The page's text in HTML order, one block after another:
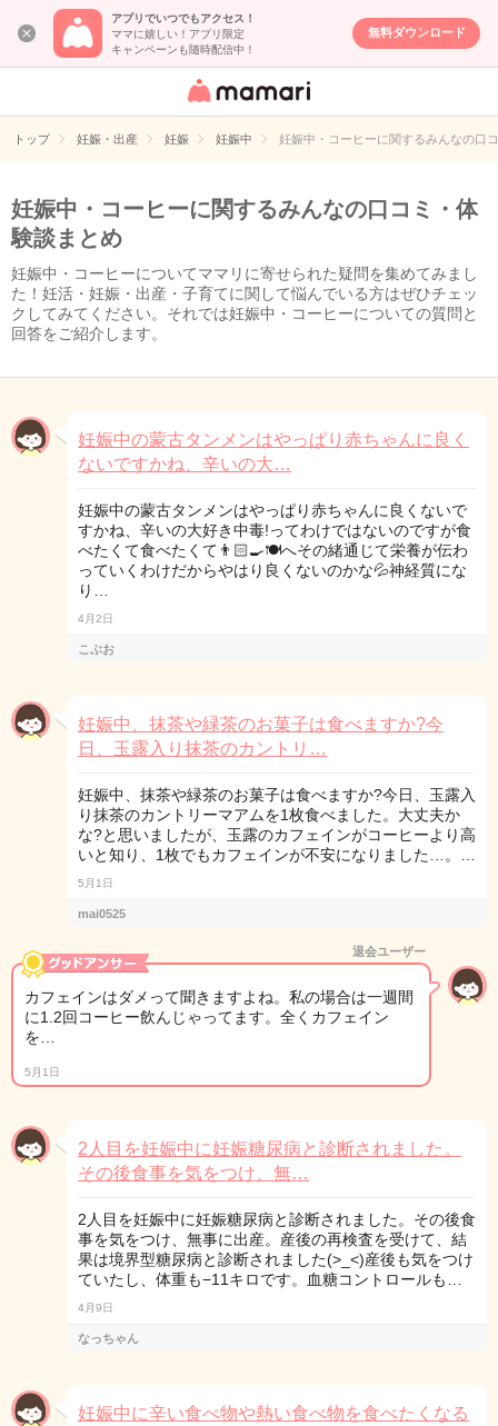
アプリでいつでもアクセス！
ママに嬉しい！アプリ限定
キャンペーンも随時配信中！
無料ダウンロード
女性専用匿名QA
イト
トップ 妊娠・出産 妊娠 妊娠中 妊娠中・コーヒーに関するみんなの口
妊娠中・コーヒーに関するみんなの口コミ・体
験談まとめ
妊娠中・コーヒーについてママリに寄せられた疑問を集めてみまし
た！妊活・妊娠・出産・子育てに関して悩んでいる方はぜひチェッ
クしてみてください。それでは妊娠中・コーヒーについての質問と
回答をご紹介します。
妊娠中の蒙古タンメンはやっぱり赤ちゃんに良く
ないですかね、辛いの大…
妊娠中の蒙古タンメンはやっぱり赤ちゃんに良くないで
すかね、辛いの大好き中毒!ってわけではないのですが食
べたくて食べたくて👨🏻‍🍳🍽へその緒通じて栄養が伝わ
っていくわけだからやはり良くないのかな💦神経質にな
り…
4月2日
こぶお
妊娠中、抹茶や緑茶のお菓子は食べますか?今
日、玉露入り抹茶のカントリ…
妊娠中、抹茶や緑茶のお菓子は食べますか?今日、玉露入
り抹茶のカントリーマアムを1枚食べました。大丈夫か
な?と思いましたが、玉露のカフェインがコーヒーより高
いと知り、1枚でもカフェインが不安になりました…。…
5月1日
mai0525
退会ユーザー
カフェインはダメって聞きますよね。私の場合は一週間
に1.2回コーヒー飲んじゃってます。全くカフェイン
を…
5月1日
2人目を妊娠中に妊娠糖尿病と診断されました。
その後食事を気をつけ、無…
2人目を妊娠中に妊娠糖尿病と診断されました。その後食
事を気をつけ、無事に出産。産後の再検査を受けて、結
果は境界型糖尿病と診断されました(>_<)産後も気をつけ
ていたし、体重も−11キロです。血糖コントロールも…
4月9日
なっちゃん
妊娠中に辛い食べ物や熱い食べ物を食べたくなる